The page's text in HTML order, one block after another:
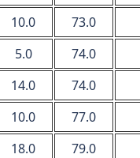
10.0
73.0
5.0
74.0
14.0
74.0
10.0
77.0
18.0
79.0